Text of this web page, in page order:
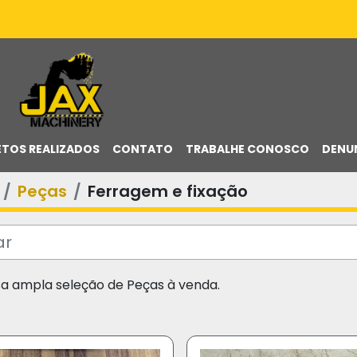
REALIZADOS CONTATO TRABALHE CONOSCO
Peças Ferragem e fixação
ampla seleção de Peças à venda.